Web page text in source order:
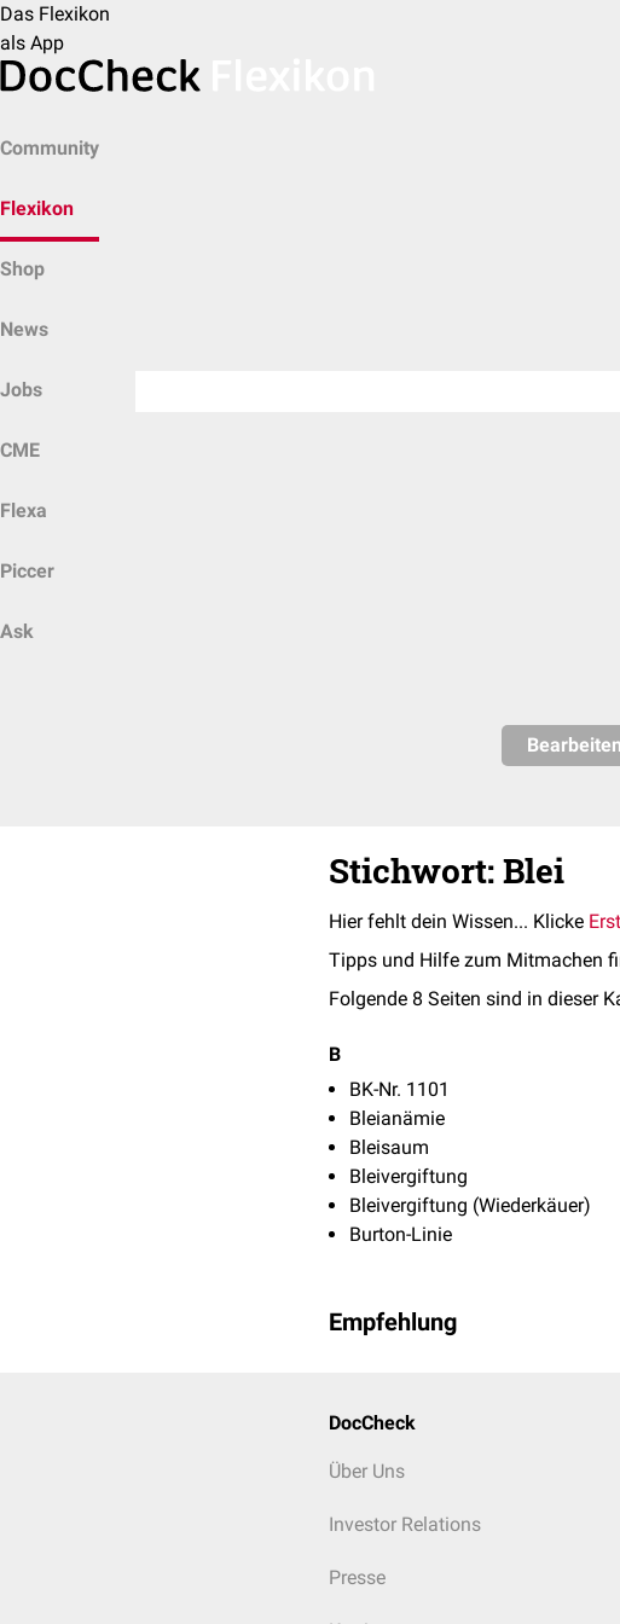
Das Flexikon
als App
Community
Flexikon
Shop
News
Jobs
CME
Flexa
Piccer
Ask
Bearbeiten
Stichwort: Blei
Hier fehlt dein Wissen... Klicke
Tipps und Hilfe zum Mitmachen
Folgende 8 Seiten sind in dieser
B
BK-Nr. 1101
Bleianämie
Bleisaum
Bleivergiftung
Bleivergiftung (Wiederkäuer)
Burton-Linie
Empfehlung
DocCheck
Über Uns
Investor Relations
Presse